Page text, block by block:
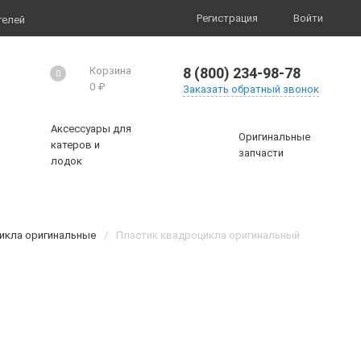
Регистрация Войти
0
Корзина
0 ₽
8 (800) 234-98-78
Заказать обратный звонок
Аксессуары для
катеров и
лодок
Оригинальные
запчасти
оригинальные / Пластик квадроцикла оригинальный